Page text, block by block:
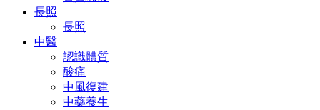
長照
長照
中醫
認識體質
酸痛
中風復建
中藥養生